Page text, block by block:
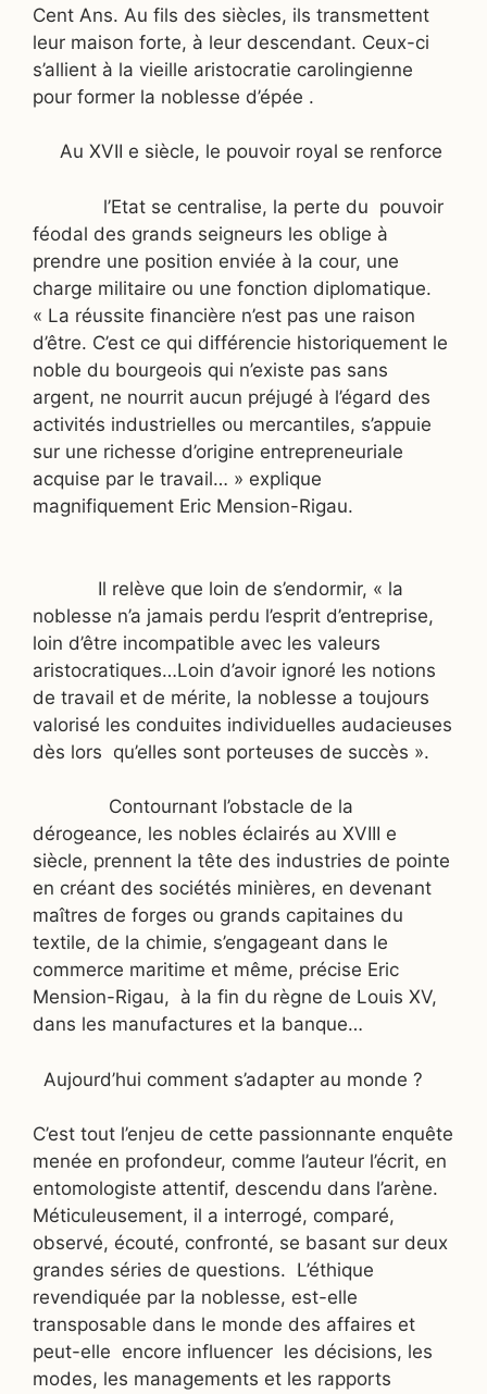
Cent Ans. Au fils des siècles, ils transmettent
leur maison forte, à leur descendant. Ceux-ci
s’allient à la vieille aristocratie carolingienne
pour former la noblesse d’épée .
Au XVII e siècle, le pouvoir royal se renforce
l’Etat se centralise, la perte du pouvoir
féodal des grands seigneurs les oblige à
prendre une position enviée à la cour, une
charge militaire ou une fonction diplomatique.
« La réussite financière n’est pas une raison
d’être. C’est ce qui différencie historiquement le
noble du bourgeois qui n’existe pas sans
argent, ne nourrit aucun préjugé à l’égard des
activités industrielles ou mercantiles, s’appuie
sur une richesse d’origine entrepreneuriale
acquise par le travail… » explique
magnifiquement Eric Mension-Rigau.
Il relève que loin de s’endormir, « la
noblesse n’a jamais perdu l’esprit d’entreprise,
loin d’être incompatible avec les valeurs
aristocratiques…Loin d’avoir ignoré les notions
de travail et de mérite, la noblesse a toujours
valorisé les conduites individuelles audacieuses
dès lors qu’elles sont porteuses de succès ».
Contournant l’obstacle de la
dérogeance, les nobles éclairés au XVIII e
siècle, prennent la tête des industries de pointe
en créant des sociétés minières, en devenant
maîtres de forges ou grands capitaines du
textile, de la chimie, s’engageant dans le
commerce maritime et même, précise Eric
Mension-Rigau, à la fin du règne de Louis XV,
dans les manufactures et la banque…
Aujourd’hui comment s’adapter au monde ?
C’est tout l’enjeu de cette passionnante enquête
menée en profondeur, comme l’auteur l’écrit, en
entomologiste attentif, descendu dans l’arène.
Méticuleusement, il a interrogé, comparé,
observé, écouté, confronté, se basant sur deux
grandes séries de questions. L’éthique
revendiquée par la noblesse, est-elle
transposable dans le monde des affaires et
peut-elle encore influencer les décisions, les
modes, les managements et les rapports